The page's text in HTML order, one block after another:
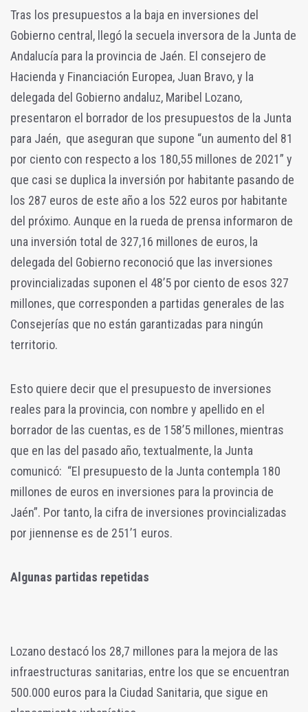
Tras los presupuestos a la baja en inversiones del
Gobierno central, llegó la secuela inversora de la Junta de
Andalucía para la provincia de Jaén. El consejero de
Hacienda y Financiación Europea, Juan Bravo, y la
delegada del Gobierno andaluz, Maribel Lozano,
presentaron el borrador de los presupuestos de la Junta
para Jaén, que aseguran que supone “un aumento del 81
por ciento con respecto a los 180,55 millones de 2021” y
que casi se duplica la inversión por habitante pasando de
los 287 euros de este año a los 522 euros por habitante
del próximo. Aunque en la rueda de prensa informaron de
una inversión total de 327,16 millones de euros, la
delegada del Gobierno reconoció que las inversiones
provincializadas suponen el 48’5 por ciento de esos 327
millones, que corresponden a partidas generales de las
Consejerías que no están garantizadas para ningún
territorio.
Esto quiere decir que el presupuesto de inversiones
reales para la provincia, con nombre y apellido en el
borrador de las cuentas, es de 158’5 millones, mientras
que en las del pasado año, textualmente, la Junta
comunicó: “El presupuesto de la Junta contempla 180
millones de euros en inversiones para la provincia de
Jaén”. Por tanto, la cifra de inversiones provincializadas
por jiennense es de 251’1 euros.
Algunas partidas repetidas
Lozano destacó los 28,7 millones para la mejora de las
infraestructuras sanitarias, entre los que se encuentran
500.000 euros para la Ciudad Sanitaria, que sigue en